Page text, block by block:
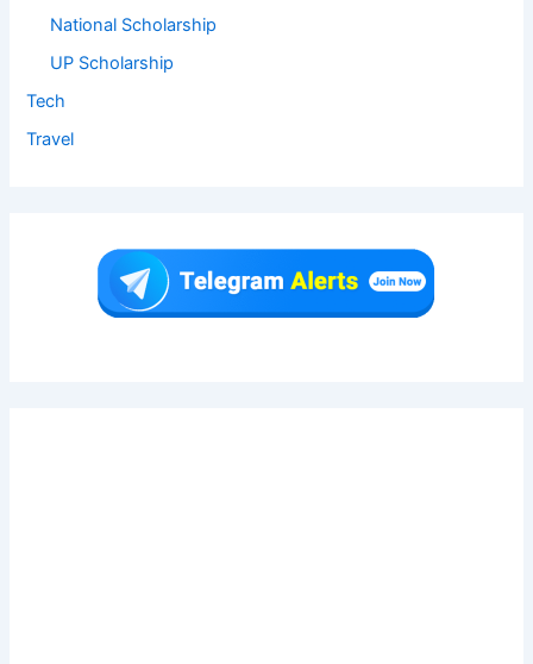
National Scholarship
UP Scholarship
Tech
Travel